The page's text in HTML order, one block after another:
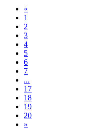
«
1
2
3
4
5
6
7
...
17
18
19
20
»